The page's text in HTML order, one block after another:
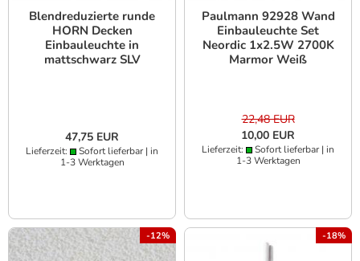
Blendreduzierte runde
HORN Decken
Einbauleuchte in
mattschwarz SLV
47,75 EUR
Lieferzeit:
Sofort lieferbar | in
1-3 Werktagen
Paulmann 92928 Wand
Einbauleuchte Set
Neordic 1x2.5W 2700K
Marmor Weiß
22,48 EUR
10,00 EUR
Lieferzeit:
Sofort lieferbar | in
1-3 Werktagen
-12% -18%